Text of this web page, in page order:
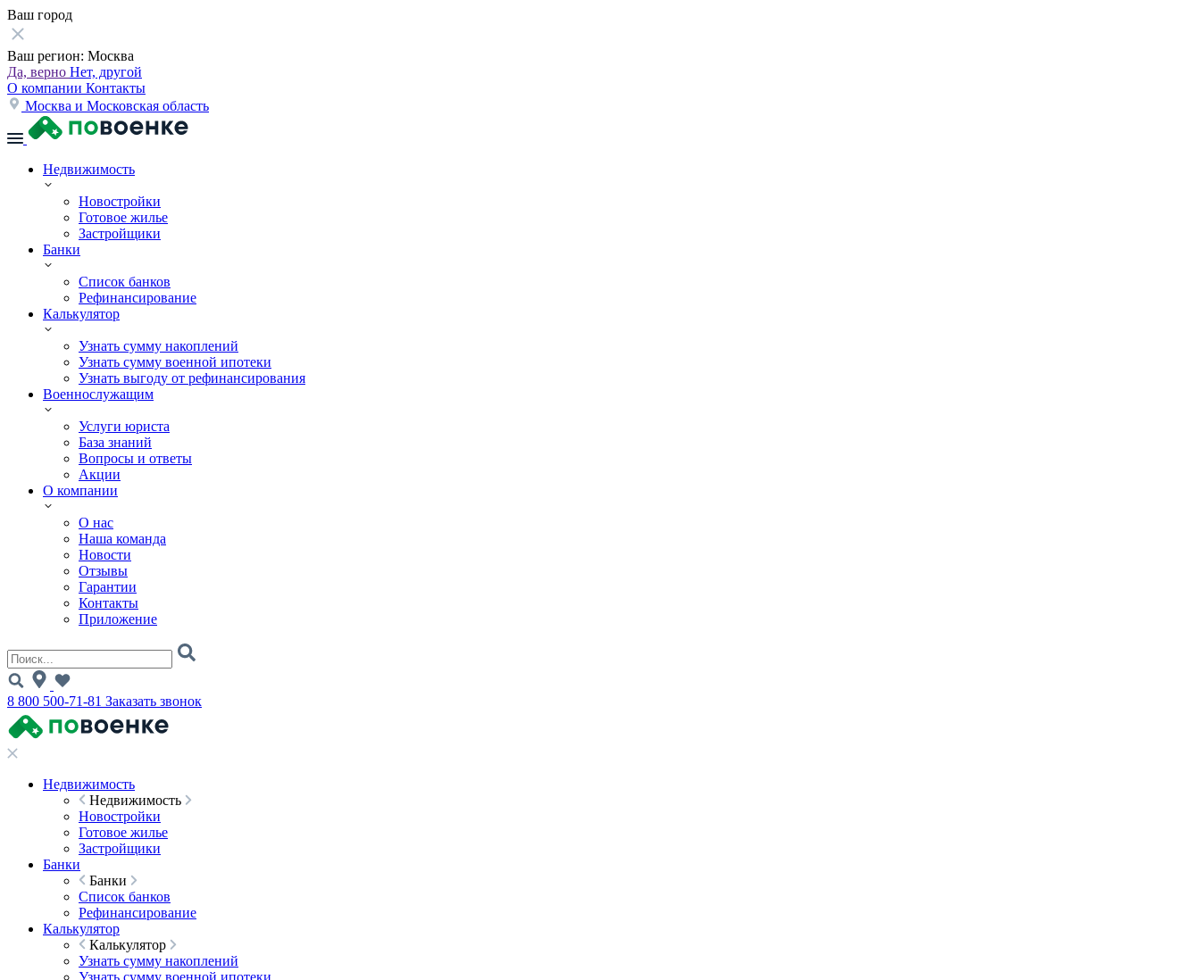
Ваш город
Ваш регион: Москва
Да, верно Нет, другой
О компании Контакты
Москва и Московская область
Недвижимость
Новостройки
Готовое жилье
Застройщики
Банки
Список банков
Рефинансирование
Калькулятор
Узнать сумму накоплений
Узнать сумму военной ипотеки
Узнать выгоду от рефинансирования
Военнослужащим
Услуги юриста
База знаний
Вопросы и ответы
Акции
О компании
О нас
Наша команда
Новости
Отзывы
Гарантии
Контакты
Приложение
8 800 500-71-81 Заказать звонок
Недвижимость
Недвижимость
Новостройки
Готовое жилье
Застройщики
Банки
Банки
Список банков
Рефинансирование
Калькулятор
Калькулятор
Узнать сумму накоплений
Узнать сумму военной ипотеки